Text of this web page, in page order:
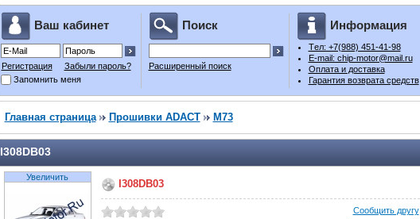
Ваш кабинет
Регистрация
Забыли пароль?
Запомнить меня
Поиск
Расширенный поиск
Информация
Tел: +7(988) 451-41-98
E-mail: chip-motor@mail.ru
Оплата и доставка
Гарантия возврата средств
Главная страница Прошивки ADACT М73
I308DB03
Увеличить
I308DB03
Сообщить другу